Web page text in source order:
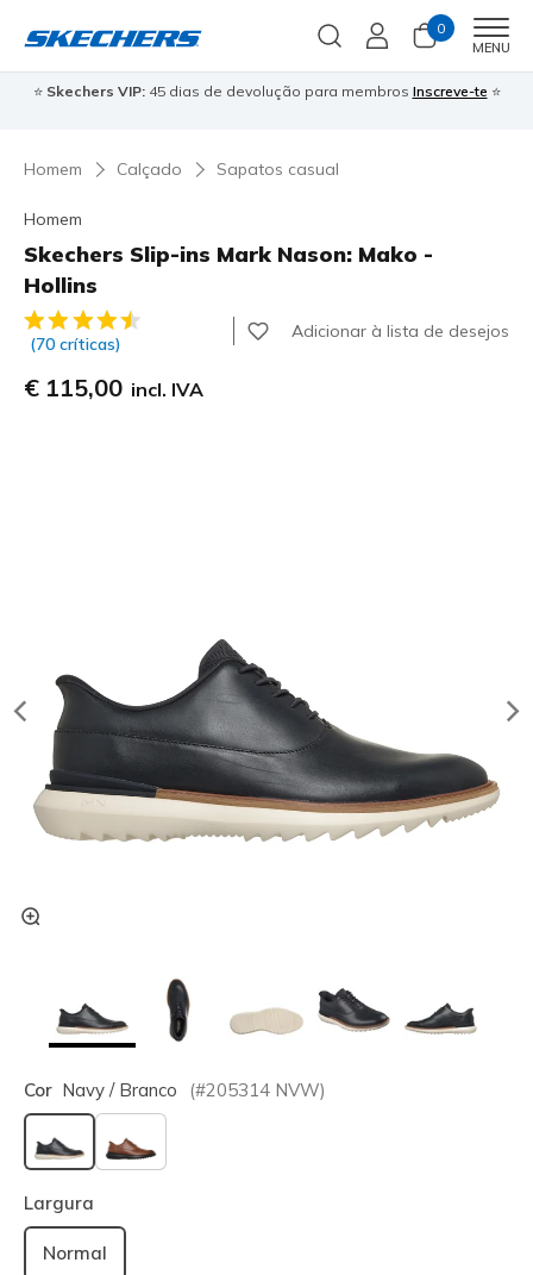
0
MENU
⭐ Skechers VIP:45 dias de devolução para membros Inscreve-te ⭐
Homem Calçado Sapatos casual
Homem
Skechers Slip-ins Mark Nason: Mako -
Hollins
3$4 de 5 – Classificação do cliente
(70 críticas)
Adicionar à lista de desejos
€ 115,00 incl. IVA
Cor Navy / Branco (#205314 NVW)
selecionado
Largura
Normal